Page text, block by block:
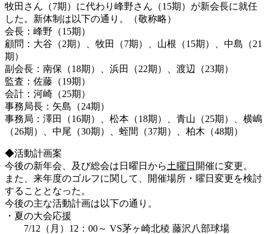
牧田さん（7期）に代わり峰野さん（15期）が新会長に就任
した。新体制は以下の通り。（敬称略）
会長：峰野（15期）
顧問：大谷（2期）、牧田（7期）、山根（15期）、中島（21
期）
副会長：南保（18期）、浜田（22期）、渡辺（23期）
監査：佐藤（19期）
会計：河崎（25期）
事務局長：矢島（24期）
事務局：澤田（16期）、松本（18期）、青山（25期）、横嶋
（26期）、中尾（30期）、蛭間（37期）、柏木（48期）
◆活動計画案
今後の新年会、及び総会は日曜日から土曜日 開催に変更。
また、来年度のゴルフに関して、開催場所・曜日変更を検討
することとなった。
今後の主な活動計画は以下の通り。
・夏の大会応援
7/12（月）12：00～ VS茅ヶ崎北稜 藤沢八部球場